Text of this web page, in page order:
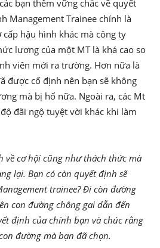
bạn thêm vững chắc về quyết
Management Trainee chính là
hậu hình khác mà công ty
lương của một MT là khá cao so
viên mới ra trường. Hơn nữa là
được cố định nên bạn sẽ không
mà bị hố nữa. Ngoài ra, các Mt
đãi ngộ tuyệt vời khác khi làm
về cơ hội cũng như thách thức mà
lại. Bạn có còn quyết định sẽ
trainee? Đi còn đường
con đường chông gai dẫn đến
định của chính bạn và chúc rằng
đường mà bạn đã chọn.